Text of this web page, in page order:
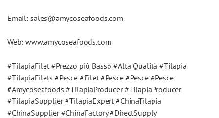
Email: sales@amycoseafoods.com
Web: www.amycoseafoods.com
#TilapiaFilet #Prezzo più Basso #Alta Qualità #Tilapia
#TilapiaFilets #Pesce #Filet #Pesce #Pesce #Pesce
#Amycoseafoods #TilapiaProducer #TilapiaProducer
#TilapiaSupplier #TilapiaExpert #ChinaTilapia
#ChinaSupplier #ChinaFactory #DirectSupply